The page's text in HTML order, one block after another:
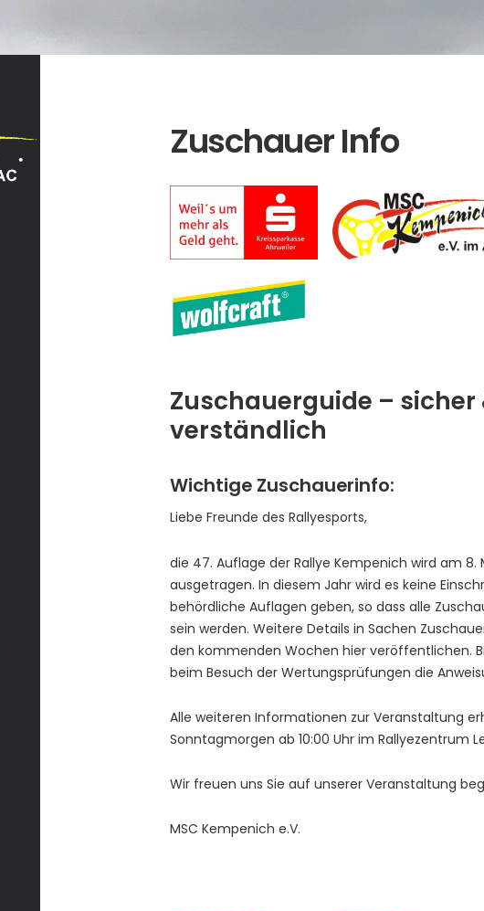
Zuschauer Info
Zuschauerguide – sicher
verständlich
Wichtige Zuschauerinfo:
Liebe Freunde des Rallyesports,
die 47. Auflage der Rallye Kempenich wird am 8.
ausgetragen. In diesem Jahr wird es keine
behördliche Auflagen geben, so dass alle
sein werden. Weitere Details in Sachen
den kommenden Wochen hier veröffentlichen.
beim Besuch der Wertungsprüfungen die
Alle weiteren Informationen zur Veranstaltung
Sonntagmorgen ab 10:00 Uhr im Rallyezentrum
Wir freuen uns Sie auf unserer Veranstaltung
MSC Kempenich e.V.